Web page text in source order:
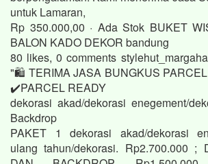
untuk Lamaran,
Rp 350.000,00 · ‎Ada Stok BUKET
BALON KADO DEKOR bandung
80 likes, 0 comments
"🛍️ TERIMA JASA BUNGKUS
✔️PARCEL READY
dekorasi akad/dekorasi enegement/
Backdrop
PAKET 1 dekorasi akad/dekorasi
ulang tahun/dekorasi. Rp2.700.000 ;